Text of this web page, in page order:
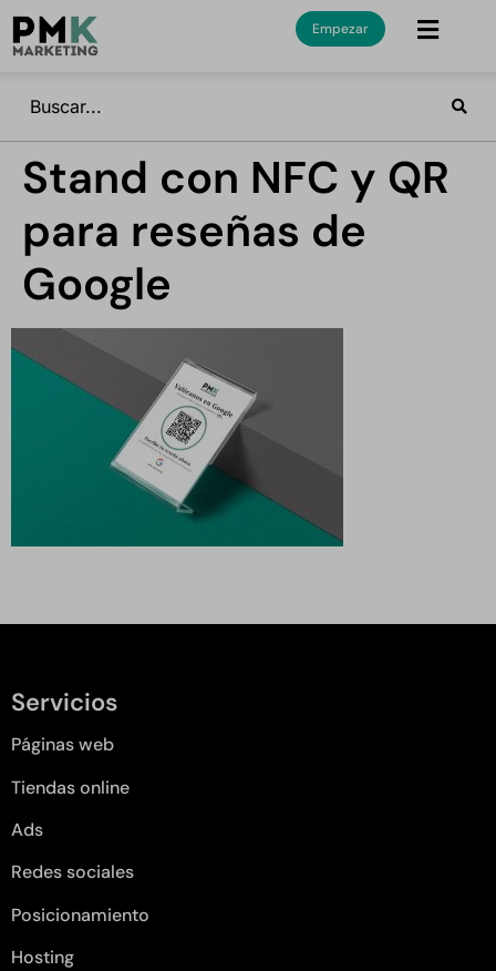
Empezar
Stand con NFC y QR
para reseñas de
Google
Servicios
Páginas web
Tiendas online
Ads
Redes sociales
Posicionamiento
Hosting